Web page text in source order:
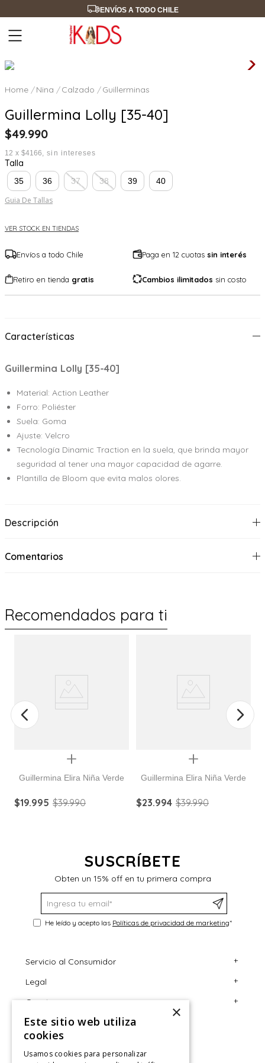
ENVÍOS A TODO CHILE
Nina Calzado Guillerminas
Guillermina Lolly [35-40]
$49.990
12 x $4166 sin intereses
Talla
35 36 37 38 39 40
Guia De Tallas
VER STOCK EN TIENDAS
Envíos a todo Chile Paga en 12 cuotas sin interés
Retiro en tienda gratis Cambios ilimitados sin costo
Características
Guillermina Lolly [35-40]
Material: Action Leather
Forro: Poliéster
Suela: Goma
Ajuste: Velcro
Tecnología Dinamic Traction en la suela, que brinda mayor
seguridad al tener una mayor capacidad de agarre.
Plantilla de Bloom que evita malos olores.
Descripción
Comentarios
Recomendados para ti
Quickview
Guillermina Elira Niña Verde
$19.995 $39.990
Quickview
Guillermina Elira Niña Verde
$23.994 $39.990
SUSCRÍBETE
Obten un 15% off en tu primera compra
He leído y acepto las Políticas de privacidad de marketing*
Servicio al Consumidor +
Centro de Ayuda
Contáctanos
Giftcard
Retiro en tienda
Legal +
Términos y Condiciones
Políticas de Despacho
Cambios, Retracto y Garantía
Cuenta +
Mi Cuenta
Sigue tu compra
×
Este sitio web utiliza
cookies
Usamos cookies para personalizar